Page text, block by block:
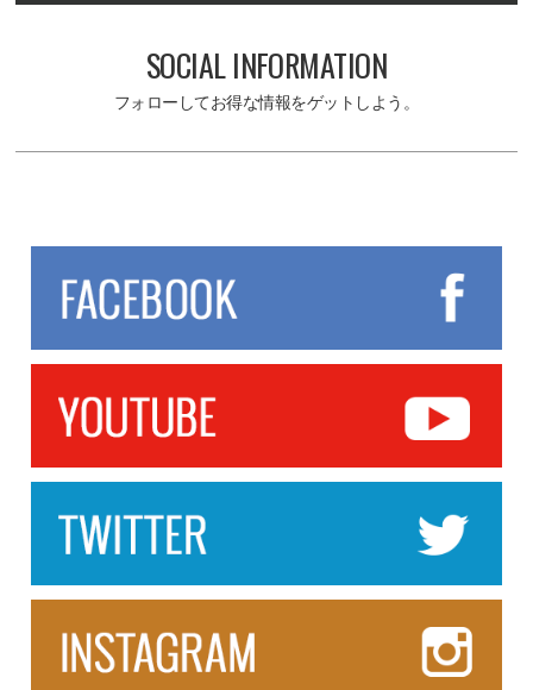
SOCIAL INFORMATION
フォローしてお得な情報をゲットしよう。